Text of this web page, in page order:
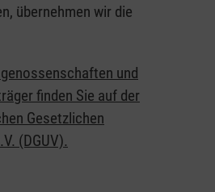
übernehmen wir die
und
finden Sie auf der
Gesetzlichen
(DGUV).